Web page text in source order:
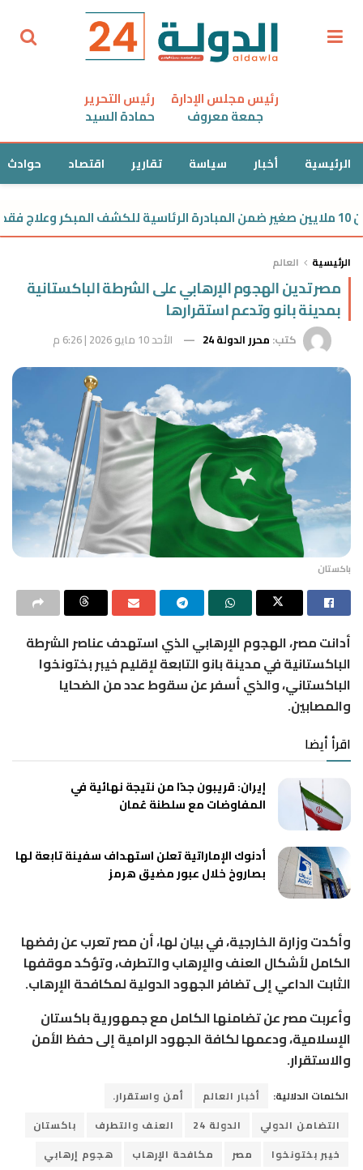
رئيس مجلس الإدارة
جمعة معروف
رئيس التحرير
حمادة السيد
الرئيسية أخبار سياسة تقارير اقتصاد حوادث
الرئيسية العالم
مصر تدين الهجوم الإرهابي على الشرطة الباكستانية
بمدينة بانو وتدعم استقرارها
كتب: محرر الدولة 24 الأحد 10 مايو 2026 | 6:26 م
باكستان
أدانت مصر، الهجوم الإرهابي الذي استهدف عناصر الشرطة
الباكستانية في مدينة بانو التابعة لإقليم خيبر بختونخوا
الباكستاني، والذي أسفر عن سقوط عدد من الضحايا
والمصابين.
اقرأ أيضا
إيران: قريبون جدًا من نتيجة نهائية في
المفاوضات مع سلطنة عُمان
أدنوك الإماراتية تعلن استهداف سفينة تابعة لها
بصاروخ خلال عبور مضيق هرمز
وأكدت وزارة الخارجية، في بيان لها، أن مصر تعرب عن رفضها
الكامل لأشكال العنف والإرهاب والتطرف، وتؤكد موقفها
الثابت الداعي إلى تضافر الجهود الدولية لمكافحة الإرهاب.
وأعربت مصر عن تضامنها الكامل مع جمهورية باكستان
الإسلامية، ودعمها لكافة الجهود الرامية إلى حفظ الأمن
والاستقرار.
الكلمات الدلالية: أخبار العالم
أمن واستقرار.
التضامن الدولي
الدولة 24 العنف والتطرف
باكستان
خيبر بختونخوا
مصر مكافحة الإرهاب
هجوم إرهابي